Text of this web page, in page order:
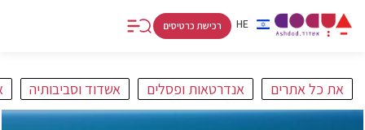
HE
RU
רכישת כרטיסים
אמנות
ותרבות
אתרים
קניות
ולינה
אטרקציות
וספורט
קולינריה
וחיי לילה
את כל אתרים אנדרטאות ופסלים אשדוד וסביבותיה